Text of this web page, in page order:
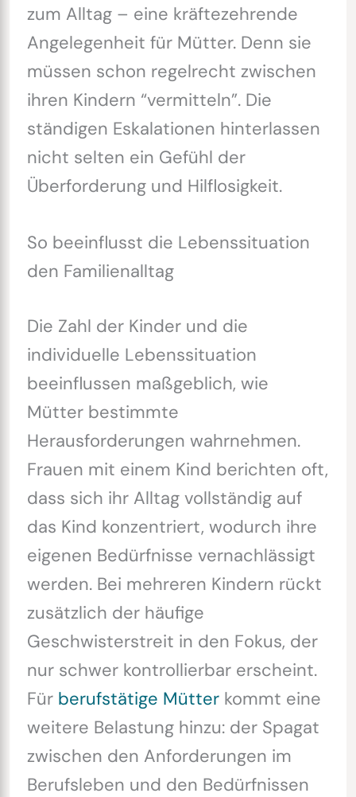
zum Alltag – eine kräftezehrende
Angelegenheit für Mütter. Denn sie
müssen schon regelrecht zwischen
ihren Kindern “vermitteln”. Die
ständigen Eskalationen hinterlassen
nicht selten ein Gefühl der
Überforderung und Hilflosigkeit.
So beeinflusst die Lebenssituation
den Familienalltag
Die Zahl der Kinder und die
individuelle Lebenssituation
beeinflussen maßgeblich, wie
Mütter bestimmte
Herausforderungen wahrnehmen.
Frauen mit einem Kind berichten oft,
dass sich ihr Alltag vollständig auf
das Kind konzentriert, wodurch ihre
eigenen Bedürfnisse vernachlässigt
werden. Bei mehreren Kindern rückt
zusätzlich der häufige
Geschwisterstreit in den Fokus, der
nur schwer kontrollierbar erscheint.
Für berufstätige Mütterkommt eine
weitere Belastung hinzu: der Spagat
zwischen den Anforderungen im
Berufsleben und den Bedürfnissen